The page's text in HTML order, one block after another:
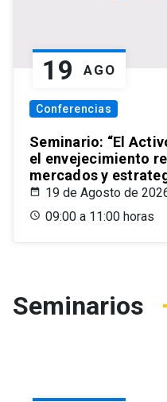
19 AGO
Conferencias
Seminario: “El
el envejecimiento
mercados y
19 de Agosto de
09:00 a 11:00 horas
Seminarios